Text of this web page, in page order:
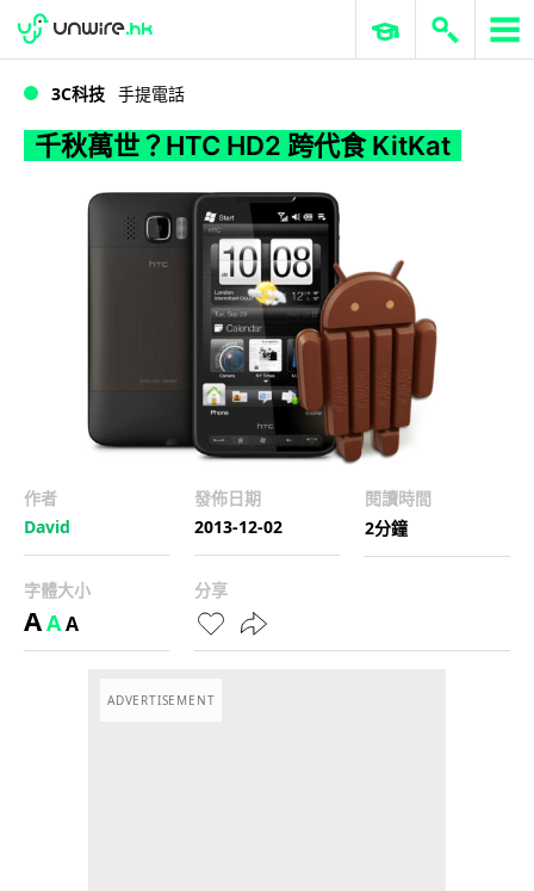
千秋萬世？HTC HD2 跨代食 KitKat
WWDC 2026 ERP 與商業 AI
3C科技 手提電話
千秋萬世？HTC HD2 跨代食 KitKat
作者
David
發佈日期
2013-12-02
閱讀時間
2分鐘
字體大小
AAA
分享
ADVERTISEMENT